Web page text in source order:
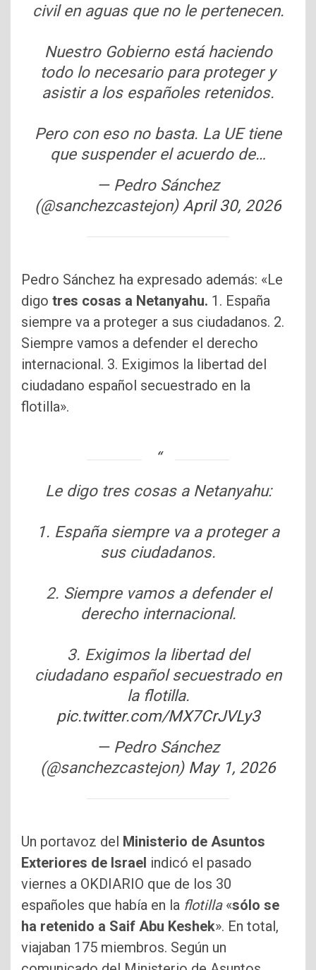
civil en aguas que no le pertenecen.
Nuestro Gobierno está haciendo
todo lo necesario para proteger y
asistir a los españoles retenidos.
Pero con eso no basta. La UE tiene
que suspender el acuerdo de…
— Pedro Sánchez
(@sanchezcastejon) April 30, 2026
Pedro Sánchez ha expresado además: «Le
digo tres cosas a Netanyahu. 1. España
siempre va a proteger a sus ciudadanos. 2.
Siempre vamos a defender el derecho
internacional. 3. Exigimos la libertad del
ciudadano español secuestrado en la
flotilla».
Le digo tres cosas a Netanyahu:
1. España siempre va a proteger a
sus ciudadanos.
2. Siempre vamos a defender el
derecho internacional.
3. Exigimos la libertad del
ciudadano español secuestrado en
la flotilla.
pic.twitter.com/MX7CrJVLy3
— Pedro Sánchez
(@sanchezcastejon) May 1, 2026
Un portavoz del Ministerio de Asuntos
Exteriores de Israel indicó el pasado
viernes a OKDIARIO que de los 30
españoles que había en la flotilla«sólo se
ha retenido a Saif Abu Keshek». En total,
viajaban 175 miembros. Según un